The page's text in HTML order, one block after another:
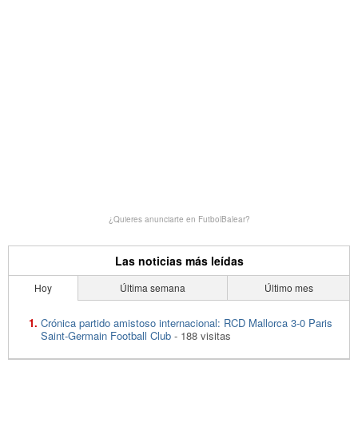
¿Quieres anunciarte en FutbolBalear?
Las noticias más leídas
Hoy Última semana Último mes
Crónica partido amistoso internacional: RCD Mallorca 3-0 Paris
Saint-Germain Football Club - 188 visitas